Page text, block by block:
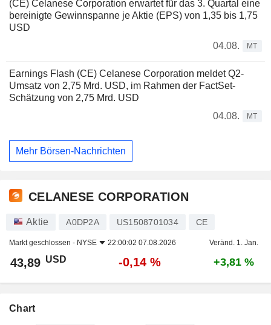
(CE) Celanese Corporation erwartet für das 3. Quartal eine
bereinigte Gewinnspanne je Aktie (EPS) von 1,35 bis 1,75
USD
04.08.
MT
Earnings Flash (CE) Celanese Corporation meldet Q2-
Umsatz von 2,75 Mrd. USD, im Rahmen der FactSet-
Schätzung von 2,75 Mrd. USD
04.08.
MT
Mehr Börsen-Nachrichten
CELANESE CORPORATION
Aktie A0DP2A US1508701034 CE
Markt geschlossen - NYSE 22:00:02 07.08.2026 Veränd. 1. Jan.
43,89 USD -0,14 % +3,81 %
Chart